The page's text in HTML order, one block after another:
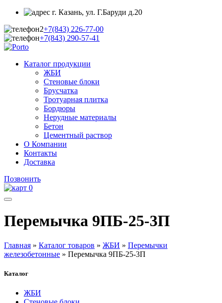
г. Казань, ул. Г.Баруди д.20
+7(843) 226-77-00
+7(843) 290-57-41
Каталог продукции
ЖБИ
Стеновые блоки
Брусчатка
Тротуарная плитка
Бордюры
Нерудные материалы
Бетон
Цементный раствор
О Компании
Контакты
Доставка
Позвонить
0
Перемычка 9ПБ-25-3П
Главная » Каталог товаров » ЖБИ » Перемычки
железобетонные » Перемычка 9ПБ-25-3П
Каталог
ЖБИ